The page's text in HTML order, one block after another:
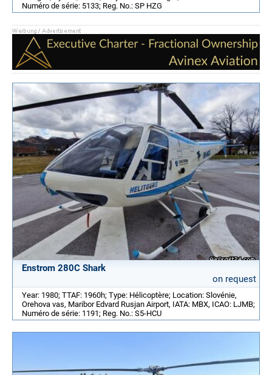
Numéro de série: 5133; Reg. No.: SP HZG
Enstrom 280C Shark
on request
Year: 1980; TTAF: 1960h; Type: Hélicoptère; Location: Slovénie,
Orehova vas, Maribor Edvard Rusjan Airport, IATA: MBX, ICAO: LJMB;
Numéro de série: 1191; Reg. No.: S5-HCU